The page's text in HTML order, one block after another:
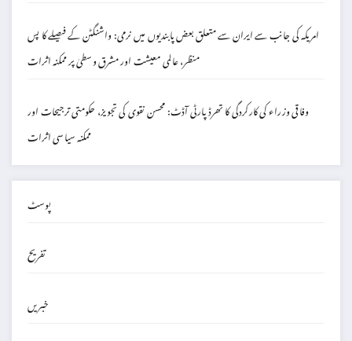
امریکہ کی جانب سے ایران سے متعلق بعض پابندیوں میں نرمی: واشنگٹن کے فیصلے کا پس
منظر، عالمی معیشت اور مشرق وسطیٰ پر ممکنہ اثرات
وفاقی وزراء کی کارکردگی کا تھرڈ پارٹی آڈٹ: محسن نقوی کی تجویز، حکومتی ترجیحات اور
ممکنہ سیاسی اثرات
پوسٹ
تفریح
خبریں